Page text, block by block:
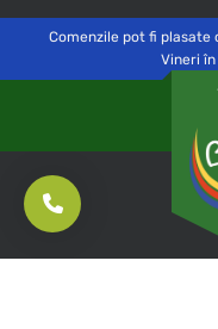
Delivery toSăvinești, NT
Comenzile pot fi plasate
Vineri